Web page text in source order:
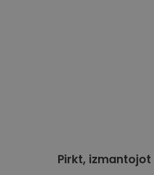
Pirkt, izmantojot